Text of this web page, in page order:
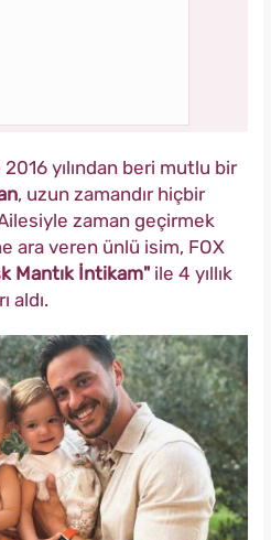
2016 yılından beri mutlu bir
, uzun zamandır hiçbir
zaman geçirmek
ara veren ünlü isim, FOX
Mantık İntikam" ile 4 yıllık
aldı.